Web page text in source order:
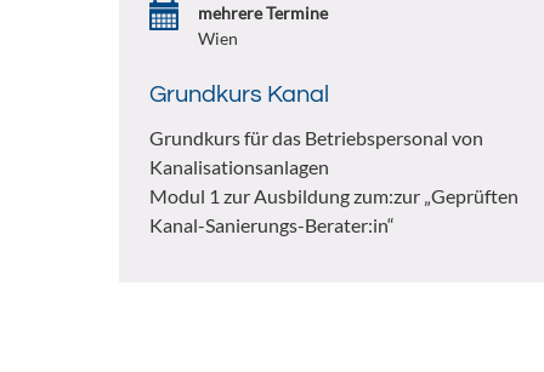
mehrere Termine
Wien
Grundkurs Kanal
Grundkurs für das Betriebspersonal von
Kanalisationsanlagen
Modul 1 zur Ausbildung zum:zur „Geprüften
Kanal-Sanierungs-Berater:in“